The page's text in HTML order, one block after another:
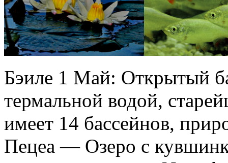
Бэиле 1 Май: Открытый
термальной водой,
имеет 14 бассейнов,
Пецеа — Озеро с